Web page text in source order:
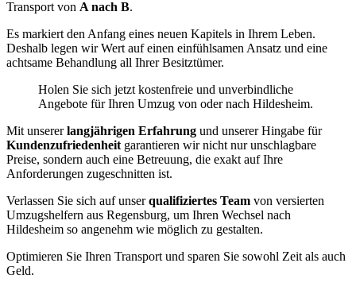
Transport von A nach B.
Es markiert den Anfang eines neuen Kapitels in Ihrem Leben.
Deshalb legen wir Wert auf einen einfühlsamen Ansatz und eine
achtsame Behandlung all Ihrer Besitztümer.
Holen Sie sich jetzt kostenfreie und unverbindliche
Angebote für Ihren Umzug von oder nach Hildesheim.
Mit unsererlangjährigen Erfahrung und unserer Hingabe für
Kundenzufriedenheit garantieren wir nicht nur unschlagbare
Preise, sondern auch eine Betreuung, die exakt auf Ihre
Anforderungen zugeschnitten ist.
Verlassen Sie sich auf unserqualifiziertes Team von versierten
Umzugshelfern aus Regensburg, um Ihren Wechsel nach
Hildesheim so angenehm wie möglich zu gestalten.
Optimieren Sie Ihren Transport und sparen Sie sowohl Zeit als auch
Geld.